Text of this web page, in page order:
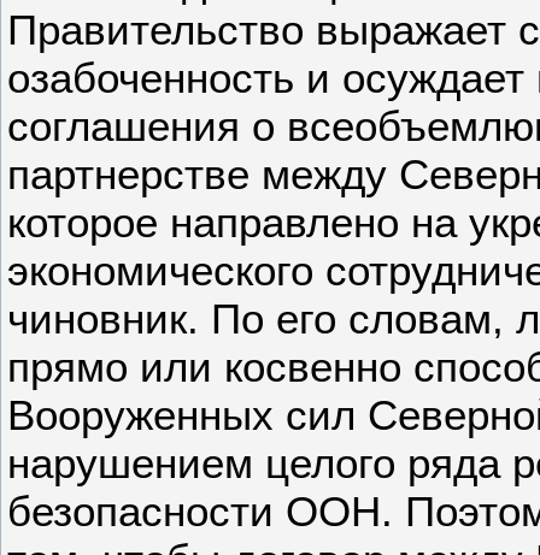
Правительство выражает
озабоченность и
соглашения о
партнерстве между
которое направлено на
экономического
чиновник. По его словам,
прямо или косвенно
Вооруженных сил
нарушением целого ряда
безопасности ООН.